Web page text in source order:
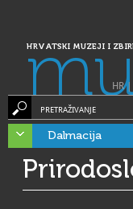
HRVATSKI MUZEJI I
HR|
PRETRAŽIVANJE
Dalmacija